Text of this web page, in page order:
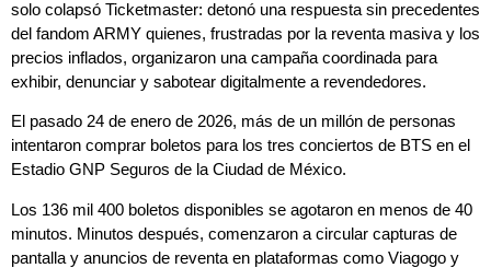
solo colapsó Ticketmaster: detonó una respuesta sin precedentes
del fandom ARMY quienes, frustradas por la reventa masiva y los
precios inflados, organizaron una campaña coordinada para
exhibir, denunciar y sabotear digitalmente a revendedores.
El pasado 24 de enero de 2026, más de un millón de personas
intentaron comprar boletos para los tres conciertos de BTS en el
Estadio GNP Seguros de la Ciudad de México.
Los 136 mil 400 boletos disponibles se agotaron en menos de 40
minutos. Minutos después, comenzaron a circular capturas de
pantalla y anuncios de reventa en plataformas como Viagogo y